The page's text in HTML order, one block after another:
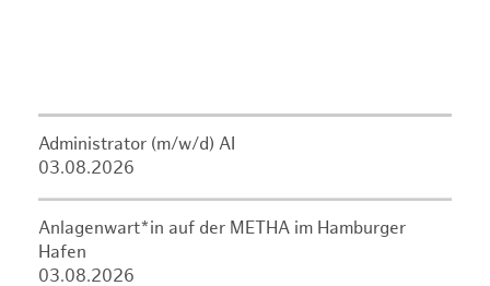
Administrator (m/w/d) AI
03.08.2026
Anlagenwart*in auf der METHA im Hamburger
Hafen
03.08.2026